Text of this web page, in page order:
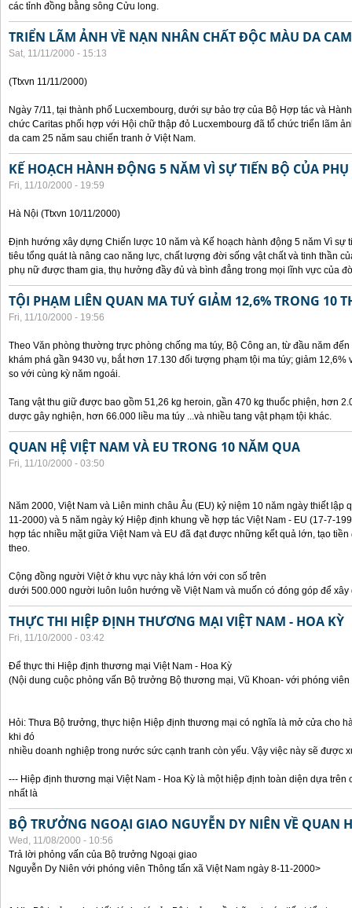
các tỉnh đồng bằng sông Cửu long.
TRIỂN LÃM ẢNH VỀ NẠN NHÂN CHẤT ĐỘC MÀU DA CAM
Sat, 11/11/2000 - 15:13
(Ttxvn 11/11/2000)
Ngày 7/11, tại thành phố Lucxembourg, dưới sự bảo trợ của Bộ Hợp tác và
chức Caritas phối hợp với Hội chữ thập đỏ Lucxembourg đã tổ chức triển lãm
da cam 25 năm sau chiến tranh ở Việt Nam.
KẾ HOẠCH HÀNH ĐỘNG 5 NĂM VÌ SỰ TIẾN BỘ CỦA
Fri, 11/10/2000 - 19:59
Hà Nội (Ttxvn 10/11/2000)
Định hướng xây dựng Chiến lược 10 năm và Kế hoạch hành động 5 năm Vì sự
tiêu tổng quát là nâng cao năng lực, chất lượng đời sống vật chất và tinh thần
phụ nữ được tham gia, thụ hưởng đầy đủ và bình đẳng trong mọi lĩnh vực của
TỘI PHẠM LIÊN QUAN MA TUÝ GIẢM 12,6% TRONG 10
Fri, 11/10/2000 - 19:56
Theo Văn phòng thường trực phòng chống ma túy, Bộ Công an, từ đầu năm
khám phá gần 9430 vụ, bắt hơn 17.130 đối tượng phạm tội ma túy; giảm 12,6%
so với cùng kỳ năm ngoái.
Tang vật thu giữ được bao gồm 51,26 kg heroin, gần 470 kg thuốc phiện, hơn
dược gây nghiện, hơn 66.000 liều ma túy ...và nhiều tang vật phạm tội khác.
QUAN HỆ VIỆT NAM VÀ EU TRONG 10 NĂM QUA
Fri, 11/10/2000 - 03:50
Năm 2000, Việt Nam và Liên minh châu Âu (EU) kỷ niệm 10 năm ngày thiết lập
11-2000) và 5 năm ngày ký Hiệp định khung về hợp tác Việt Nam - EU (17-7-
hợp tác nhiều mặt giữa Việt Nam và EU đã đạt được những kết quả lớn, tạo
theo.
Cộng đồng người Việt ở khu vực này khá lớn với con số trên
dưới 500.000 người luôn luôn hướng về Việt Nam và muốn có đóng góp để
THỰC THI HIỆP ĐỊNH THƯƠNG MẠI VIỆT NAM - HOA KỲ
Fri, 11/10/2000 - 03:42
Để thực thi Hiệp định thương mại Việt Nam - Hoa Kỳ
(Nội dung cuộc phỏng vấn Bộ trưởng Bộ thương mại, Vũ Khoan- với phóng
Hỏi: Thưa Bộ trưởng, thực hiện Hiệp định thương mại có nghĩa là mở cửa cho
khi đó
nhiều doanh nghiệp trong nước sức cạnh tranh còn yếu. Vậy việc này sẽ được
--- Hiệp định thương mại Việt Nam - Hoa Kỳ là một hiệp định toàn diện dựa trên
nhất là
BỘ TRƯỞNG NGOẠI GIAO NGUYỄN DY NIÊN VỀ QUAN
Wed, 11/08/2000 - 10:56
Trả lời phỏng vấn của Bộ trưởng Ngoại giao
Nguyễn Dy Niên với phóng viên Thông tấn xã Việt Nam ngày 8-11-2000>